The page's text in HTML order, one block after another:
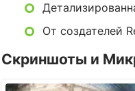
От создателей
Скриншоты и